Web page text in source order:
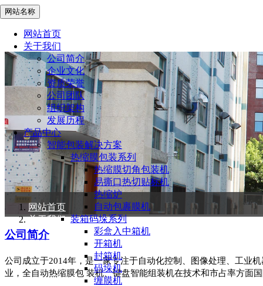
网站名称
网站首页
关于我们
公司简介
企业文化
资质荣誉
公司团队
组织架构
发展历程
产品中心
智能包装解决方案
热缩膜包装系列
热缩膜切角包装机
易撕口热切贴标机
热缩炉
自动包裹膜机
装箱码垛系列
彩盒入中箱机
开箱机
封箱机
码垛机
缠膜机
网站首页
关于我们
公司简介
公司成立于2014年，是一家专注于自动化控制、图像处理、工业
业，全自动热缩膜包 装机、键盘智能组装机在技术和市占率方面